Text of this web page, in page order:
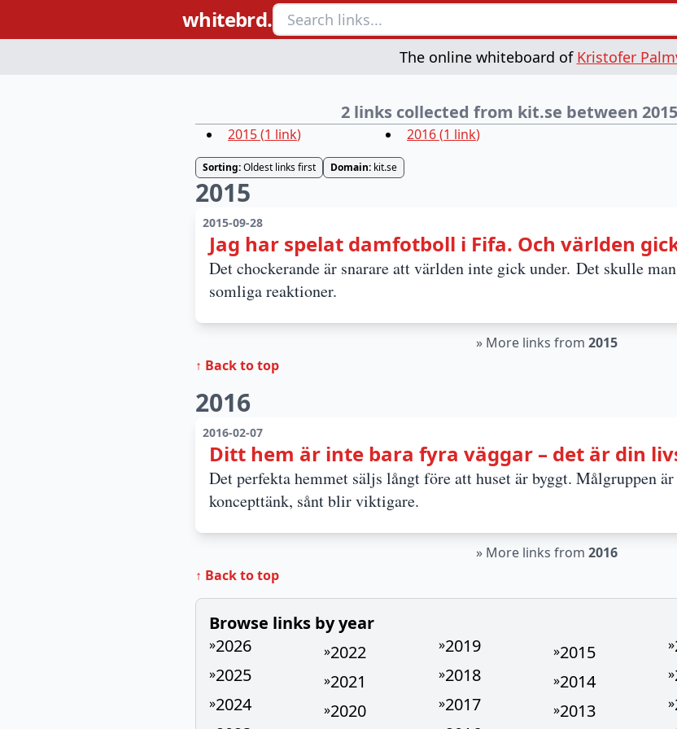
whitebrd.
The online whiteboard of Kristofer
2 links collected from kit.se between
2015(1 link) 2016(1 link)
Sorting:Oldest links first Domain: kit.se
2015
2015-09-28
Jag har spelat damfotboll i Fifa. Och världen
Det chockerande är snarare att världen inte gick under. Det skulle
somliga reaktioner.
» More links from 2015
↑ Back to top
2016
2016-02-07
Ditt hem är inte bara fyra väggar – det är din
Det perfekta hemmet säljs långt före att huset är byggt. Målgruppen
koncepttänk, sånt blir viktigare.
» More links from 2016
↑ Back to top
Browse links by year
»2026
»2025
»2024
»2022
»2021
»2020
»2019
»2018
»2017
»2015
»2014
»2013
»
»
»